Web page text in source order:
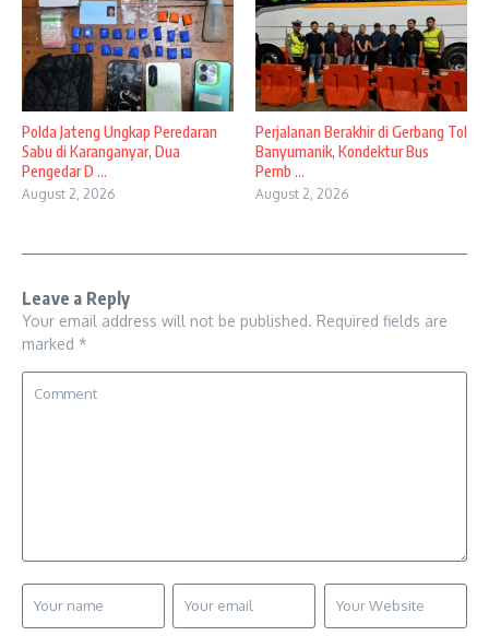
Polda Jateng Ungkap Peredaran
Sabu di Karanganyar, Dua
Pengedar D ...
August 2, 2026
Perjalanan Berakhir di Gerbang Tol
Banyumanik, Kondektur Bus
Pemb ...
August 2, 2026
Leave a Reply
Your email address will not be published. Required fields are
marked *